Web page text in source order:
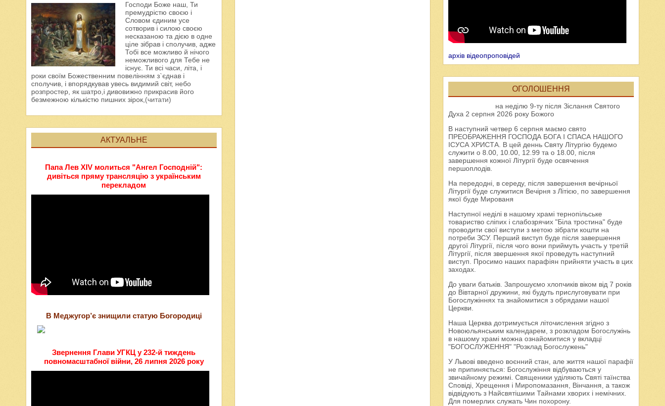
Господи Боже наш, Ти
премудрістю своєю і
Словом єдиним усе
сотворив і силою своєю
несказаною та дією в одне
ціле зібрав і сполучив, адже
Тобі все можливо й нічого
неможливого для Тебе не
існує. Ти всі часи, літа, і
роки своїм Божественним повелінням з`єднав і
сполучив, і впорядкував увесь видимий світ, небо
розпростер, як шатро,і дивовижно прикрасив його
безмежною кількістю пишних зірок, (читати)
АКТУАЛЬНЕ
Папа Лев XIV молиться "Ангел Господній":
дивіться пряму трансляцію з українським
перекладом
В Меджугор’є знищили статую Богородиці
Звернення Глави УГКЦ у 232-й тиждень
повномасштабної війни, 26 липня 2026 року
архів відеопроповідей
ОГОЛОШЕННЯ
на неділю 9-ту після Зіслання Святого
Духа 2 серпня 2026 року Божого
В наступний четвер 6 серпня маємо свято
ПРЕОБРАЖЕННЯ ГОСПОДА БОГА І СПАСА НАШОГО
ІСУСА ХРИСТА. В цей деннь Святу Літургію будемо
служити о 8.00, 10.00, 12.99 та о 18.00, після
завершення кожної Літургії буде освячення
першоплодів.
На передодні, в середу, після завершення вечірньої
Літургії буде служитися Вечірня з Літією, по завершення
якої буде Мированя
Наступної неділі в нашому храмі тернопільське
товариство сліпих і слабозрячих "Біла тростина" буде
проводити свої виступи з метою зібрати кошти на
потреби ЗСУ. Перший виступ буде після завершення
другої Літургії, після чого вони приймуть участь у третій
Літургії, після звершення якої проведуть наступний
виступ. Просимо наших парафіян прийняти участь в цих
заходах.
До уваги батьків. Запрошуємо хлопчиків віком від 7 років
до Вівтарної дружини, які будуть прислуговувати при
Богослужіннях та знайомитися з обрядами нашої
Церкви.
Наша Церква дотримується літочислення згідно з
Новоюльянським календарем, з розкладом Богослужінь
в нашому храмі можна ознайомитися у вкладці
"БОГОСЛУЖЕННЯ" "Розклад Богослужень"
У Львові введено воєнний стан, але життя нашої парафії
не припиняється: Богослужіння відбуваються у
звичайному режимі. Священики уділяють Святі таїнства
Сповіді, Хрещення і Миропомазання, Вінчання, а також
відвідують з Найсвятішими Тайнами хворих і немічних.
Для померлих служать Чин похорону.